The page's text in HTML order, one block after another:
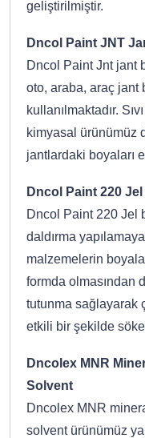
geliştirilmiştir.
Dncol Paint JNT
Dncol Paint Jnt jant
oto, araba, araç jant
kullanılmaktadır.
kimyasal ürünümüz
jantlardaki boyaları
Dncol Paint 220
Dncol Paint 220 Jel
daldırma
malzemelerin
formda olmasından
tutunma sağlayarak
etkili bir şekilde
Dncolex MNR
Solvent
Dncolex MNR
solvent ürünümüz